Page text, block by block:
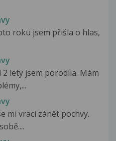
roku jsem přišla o hlas,
lety jsem porodila. Mám
mi vrací zánět pochvy.